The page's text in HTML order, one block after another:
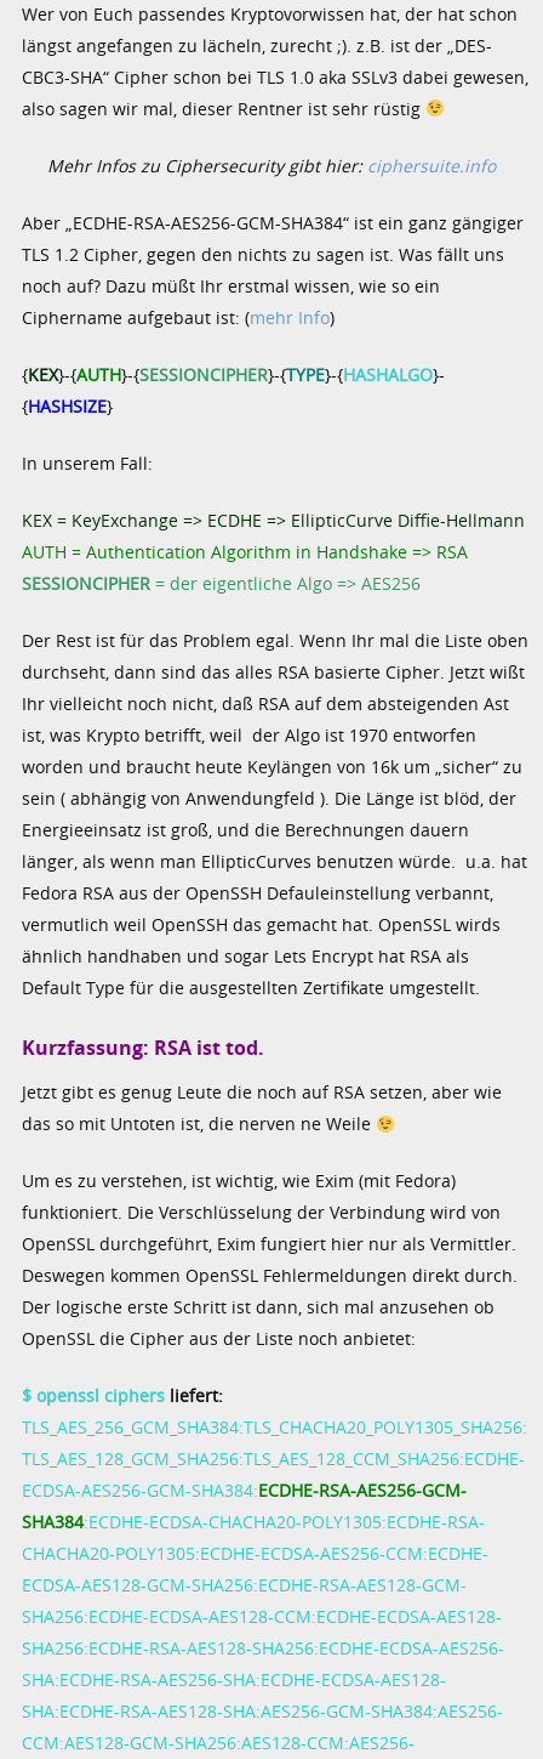
Wer von Euch passendes Kryptovorwissen hat, der hat schon
längst angefangen zu lächeln, zurecht ;). z.B. ist der „DES-
CBC3-SHA“ Cipher schon bei TLS 1.0 aka SSLv3 dabei gewesen,
also sagen wir mal, dieser Rentner ist sehr rüstig
Mehr Infos zu Ciphersecurity gibt hier: ciphersuite.info
Aber „ECDHE-RSA-AES256-GCM-SHA384“ ist ein ganz gängiger
TLS 1.2 Cipher, gegen den nichts zu sagen ist. Was fällt uns
noch auf? Dazu müßt Ihr erstmal wissen, wie so ein
Ciphername aufgebaut ist: (mehr Info)
{KEX}-{AUTH}-{SESSIONCIPHER}-{TYPE}-{HASHALGO}-
{HASHSIZE}
In unserem Fall:
KEX = KeyExchange => ECDHE => EllipticCurve Diffie-Hellmann
AUTH = Authentication Algorithm in Handshake => RSA
SESSIONCIPHER = der eigentliche Algo => AES256
Der Rest ist für das Problem egal. Wenn Ihr mal die Liste oben
durchseht, dann sind das alles RSA basierte Cipher. Jetzt wißt
Ihr vielleicht noch nicht, daß RSA auf dem absteigenden Ast
ist, was Krypto betrifft, weil der Algo ist 1970 entworfen
worden und braucht heute Keylängen von 16k um „sicher“ zu
sein ( abhängig von Anwendungfeld ). Die Länge ist blöd, der
Energieeinsatz ist groß, und die Berechnungen dauern
länger, als wenn man EllipticCurves benutzen würde. u.a. hat
Fedora RSA aus der OpenSSH Defauleinstellung verbannt,
vermutlich weil OpenSSH das gemacht hat. OpenSSL wirds
ähnlich handhaben und sogar Lets Encrypt hat RSA als
Default Type für die ausgestellten Zertifikate umgestellt.
Kurzfassung: RSA ist tod.
Jetzt gibt es genug Leute die noch auf RSA setzen, aber wie
das so mit Untoten ist, die nerven ne Weile
Um es zu verstehen, ist wichtig, wie Exim (mit Fedora)
funktioniert. Die Verschlüsselung der Verbindung wird von
OpenSSL durchgeführt, Exim fungiert hier nur als Vermittler.
Deswegen kommen OpenSSL Fehlermeldungen direkt durch.
Der logische erste Schritt ist dann, sich mal anzusehen ob
OpenSSL die Cipher aus der Liste noch anbietet:
$ openssl ciphers liefert:
TLS_AES_256_GCM_SHA384:TLS_CHACHA20_POLY1305_SHA256:
TLS_AES_128_GCM_SHA256:TLS_AES_128_CCM_SHA256:ECDHE-
ECDSA-AES256-GCM-SHA384:ECDHE-RSA-AES256-GCM-
SHA384:ECDHE-ECDSA-CHACHA20-POLY1305:ECDHE-RSA-
CHACHA20-POLY1305:ECDHE-ECDSA-AES256-CCM:ECDHE-
ECDSA-AES128-GCM-SHA256:ECDHE-RSA-AES128-GCM-
SHA256:ECDHE-ECDSA-AES128-CCM:ECDHE-ECDSA-AES128-
SHA256:ECDHE-RSA-AES128-SHA256:ECDHE-ECDSA-AES256-
SHA:ECDHE-RSA-AES256-SHA:ECDHE-ECDSA-AES128-
SHA:ECDHE-RSA-AES128-SHA:AES256-GCM-SHA384:AES256-
CCM:AES128-GCM-SHA256:AES128-CCM:AES256-